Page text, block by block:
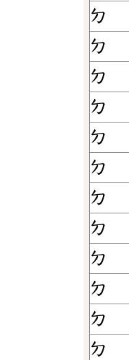
ㄉ
ㄉ
ㄉ
ㄉ
ㄉ
ㄉ
ㄉ
ㄉ
ㄉ
ㄉ
ㄉ
ㄉ